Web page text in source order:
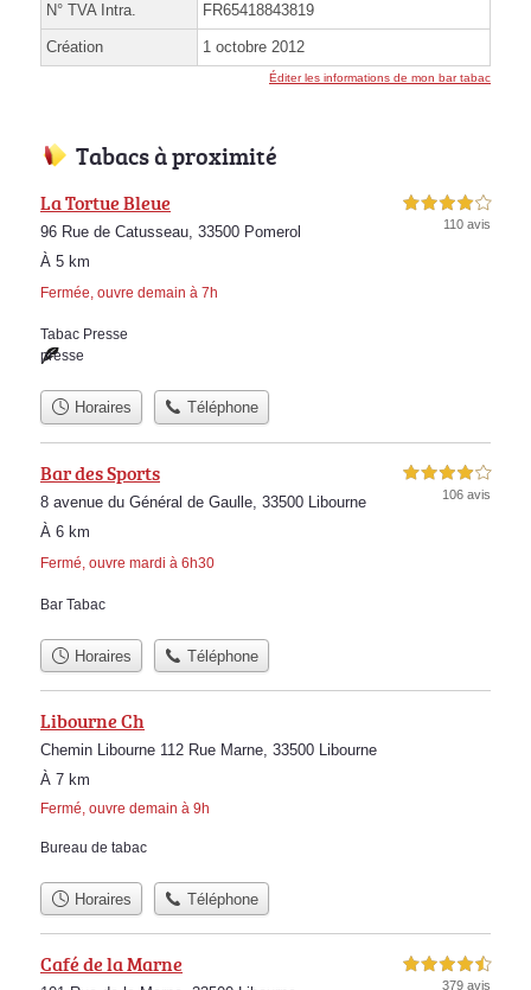
N° TVA Intra. FR65418843819
Création 1 octobre 2012
Éditer les informations de mon bar tabac
Tabacs à proximité
La Tortue Bleue
96 Rue de Catusseau, 33500 Pomerol
À 5 km
Fermée, ouvre demain à 7h
4,0 étoiles sur 5
110 avis
Tabac Presse
presse
Horaires Téléphone
Bar des Sports
8 avenue du Général de Gaulle, 33500 Libourne
À 6 km
Fermé, ouvre mardi à 6h30
4,0 étoiles sur 5
106 avis
Bar Tabac
Horaires Téléphone
Libourne Ch
Chemin Libourne 112 Rue Marne, 33500 Libourne
À 7 km
Fermé, ouvre demain à 9h
Bureau de tabac
Horaires Téléphone
Café de la Marne 4,5 étoiles sur 5
379 avis